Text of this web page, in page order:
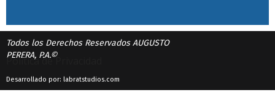
Todos los Derechos Reservados AUGUSTO
PERERA, P.A.©
Política de Privacidad
Desarrollado por: labratstudios.com